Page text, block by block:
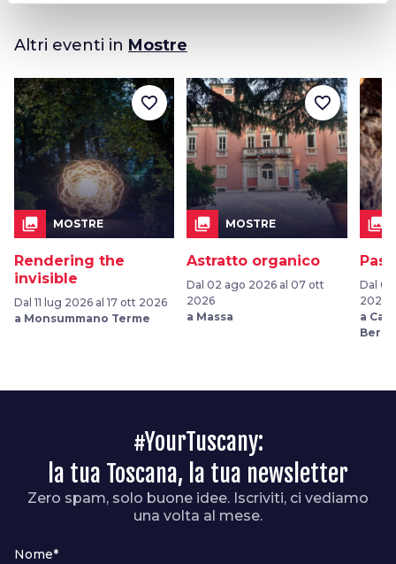
Altri eventi in Mostre
collections MOSTRE
Rendering the
invisible
Dal 11 lug 2026 al 17 ott 2026
a Monsummano Terme
favorite_border
collections MOSTRE
Astratto organico
Dal 02 ago 2026 al 07 ott
2026
a Massa
favorite_border
collections
Dal
2026
a
#YourTuscany:
la tua Toscana, la tua newsletter
Zero spam, solo buone idee. Iscriviti, ci vediamo
una volta al mese.
Nome*